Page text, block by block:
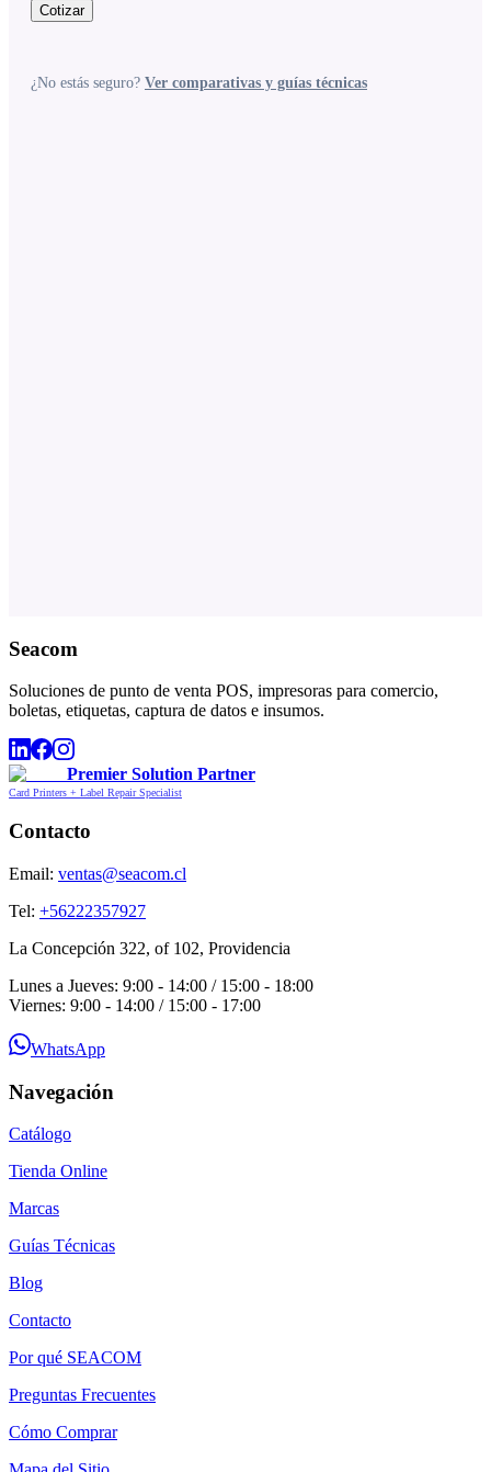
Cotizar
¿No estás seguro? Ver comparativas y guías técnicas
Seacom
Soluciones de punto de venta POS, impresoras para comercio,
boletas, etiquetas, captura de datos e insumos.
Premier Solution Partner
Card Printers + Label Repair Specialist
Contacto
Email: ventas@seacom.cl
Tel: +56222357927
La Concepción 322, of 102, Providencia
Lunes a Jueves: 9:00 - 14:00 / 15:00 - 18:00
Viernes: 9:00 - 14:00 / 15:00 - 17:00
WhatsApp
Navegación
Catálogo
Tienda Online
Marcas
Guías Técnicas
Blog
Contacto
Por qué SEACOM
Preguntas Frecuentes
Cómo Comprar